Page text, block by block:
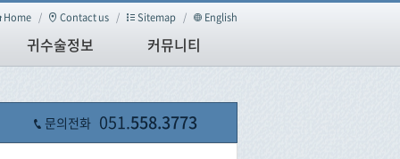
Home / Contact us / Sitemap / English
귀수술정보 커뮤니티
문의전화 051.558.3773